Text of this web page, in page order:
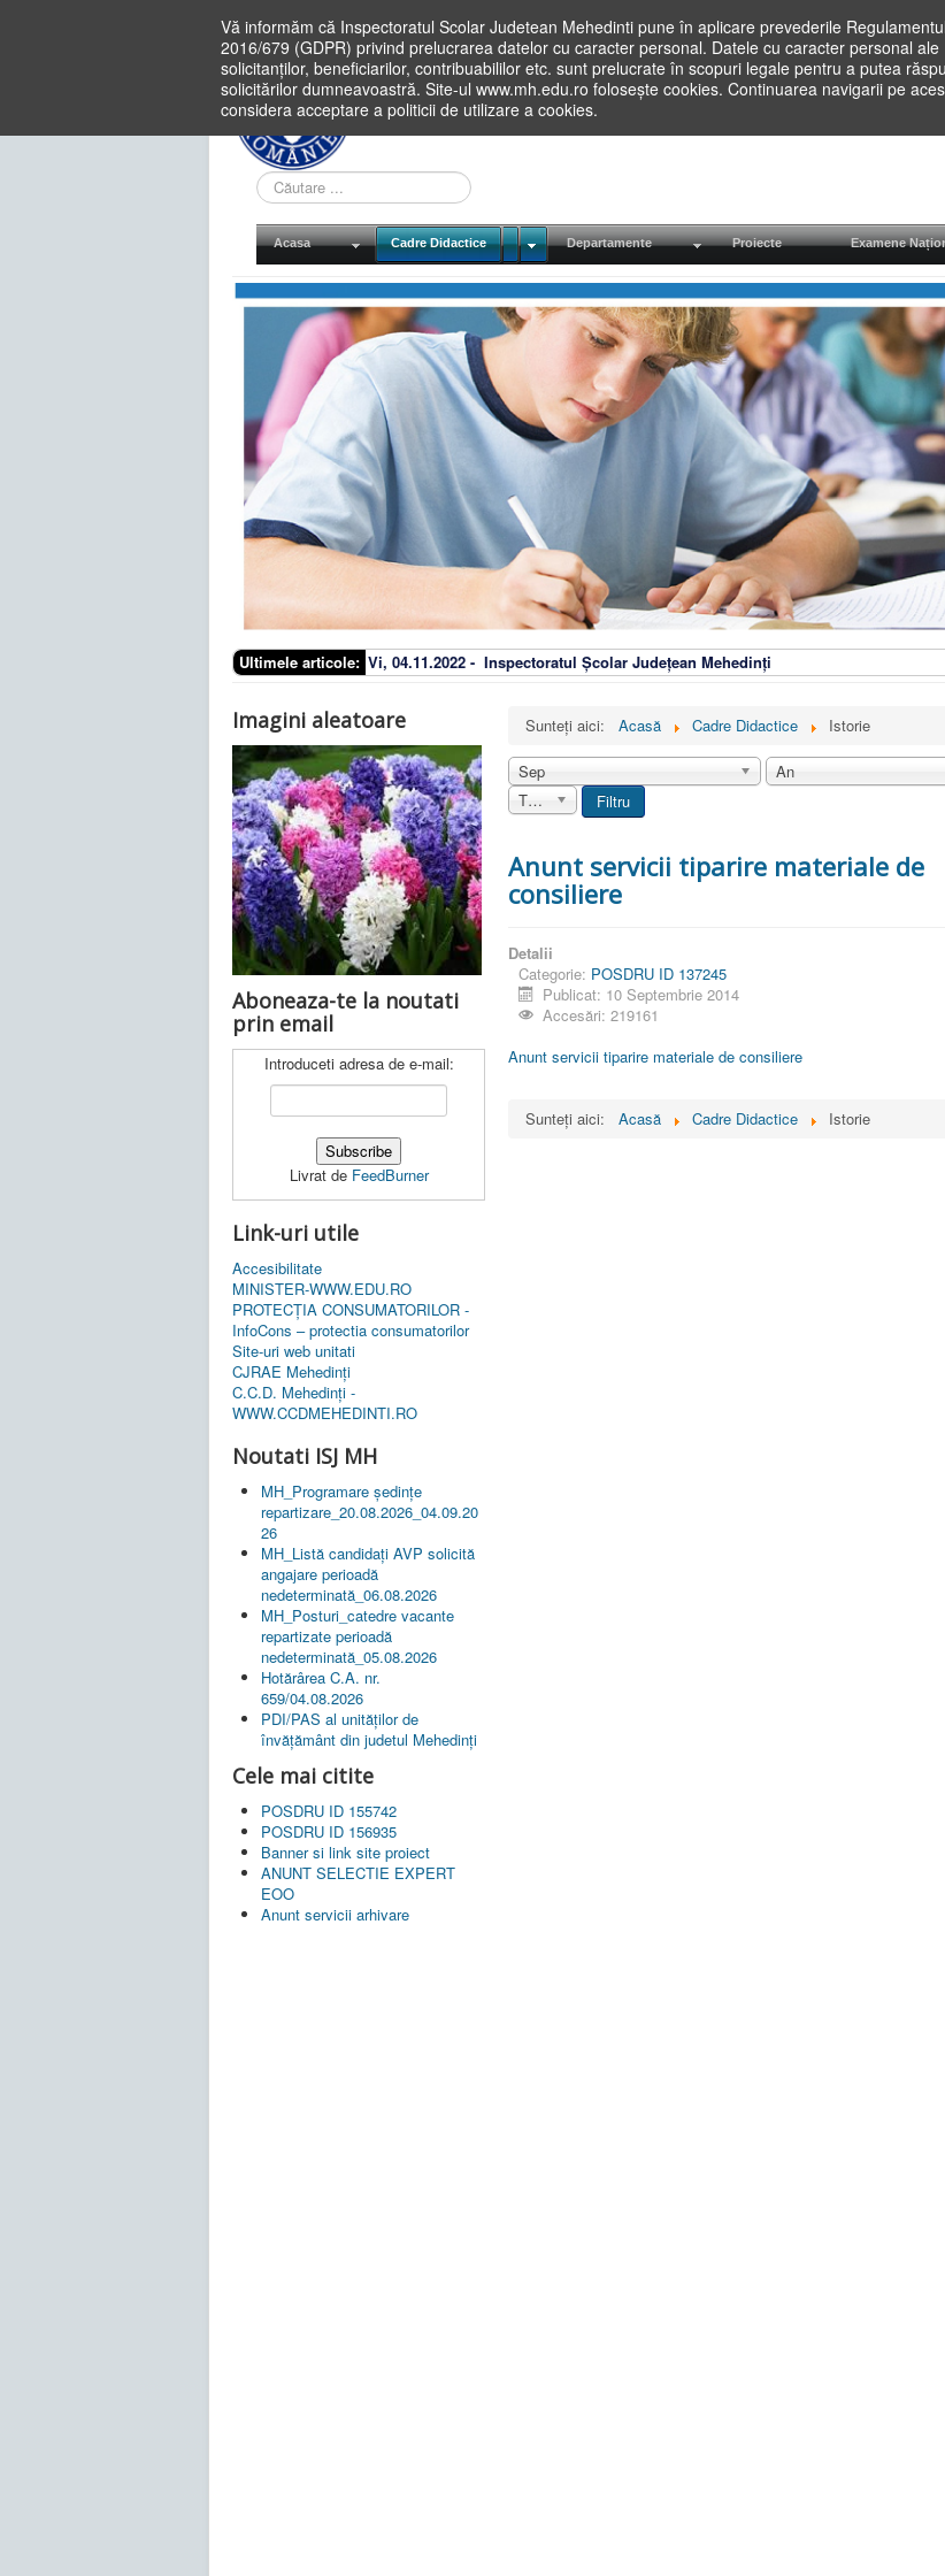
Vă informăm că Inspectoratul Scolar Judetean Mehedinti pune în aplicare prevederile
2016/679 (GDPR) privind prelucrarea datelor cu caracter personal. Datele cu caracter personal ale
solicitanților, beneficiarilor, contribuabililor etc. sunt prelucrate în scopuri legale pentru a putea
solicitărilor dumneavoastră. Site-ul www.mh.edu.ro folosește cookies. Continuarea navigarii pe
considera acceptare a politicii de utilizare a cookies.
Cauta
in
site
Acasa Cadre Didactice Departamente Proiecte Examene
Ultimele articole: Vi, 04.11.2022 - Inspectoratul Școlar Județean Mehedinți
Imagini aleatoare
Aboneaza-te la noutati
prin email
Introduceti adresa de e-mail:
Livrat de FeedBurner
Link-uri utile
Accesibilitate
MINISTER-WWW.EDU.RO
PROTECȚIA CONSUMATORILOR -
InfoCons – protectia consumatorilor
Site-uri web unitati
CJRAE Mehedinți
C.C.D. Mehedinţi -
WWW.CCDMEHEDINTI.RO
Noutati ISJ MH
MH_Programare ședințe
repartizare_20.08.2026_04.09.20
26
MH_Listă candidați AVP solicită
angajare perioadă
nedeterminată_06.08.2026
MH_Posturi_catedre vacante
repartizate perioadă
nedeterminată_05.08.2026
Hotărârea C.A. nr.
659/04.08.2026
PDI/PAS al unităților de
învățământ din judetul Mehedinți
Cele mai citite
POSDRU ID 155742
POSDRU ID 156935
Banner si link site proiect
ANUNT SELECTIE EXPERT
EOO
Anunt servicii arhivare
Sunteți aici: Acasă Cadre Didactice Istorie
Sep
An
Toate
Filtru
Anunt servicii tiparire materiale de
consiliere
Detalii
Categorie: POSDRU ID 137245
Publicat: 10 Septembrie 2014
Accesări: 219161
Anunt servicii tiparire materiale de consiliere
Sunteți aici: Acasă Cadre Didactice Istorie